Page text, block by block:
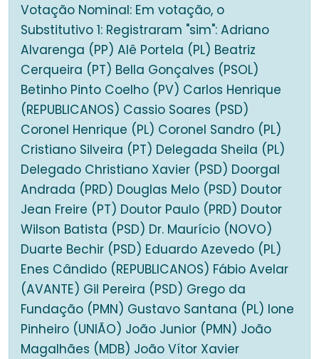
Votação Nominal: Em votação, o
Substitutivo 1: Registraram "sim": Adriano
Alvarenga (PP) Alê Portela (PL) Beatriz
Cerqueira (PT) Bella Gonçalves (PSOL)
Betinho Pinto Coelho (PV) Carlos Henrique
(REPUBLICANOS) Cassio Soares (PSD)
Coronel Henrique (PL) Coronel Sandro (PL)
Cristiano Silveira (PT) Delegada Sheila (PL)
Delegado Christiano Xavier (PSD) Doorgal
Andrada (PRD) Douglas Melo (PSD) Doutor
Jean Freire (PT) Doutor Paulo (PRD) Doutor
Wilson Batista (PSD) Dr. Maurício (NOVO)
Duarte Bechir (PSD) Eduardo Azevedo (PL)
Enes Cândido (REPUBLICANOS) Fábio Avelar
(AVANTE) Gil Pereira (PSD) Grego da
Fundação (PMN) Gustavo Santana (PL) Ione
Pinheiro (UNIÃO) João Junior (PMN) João
Magalhães (MDB) João Vítor Xavier